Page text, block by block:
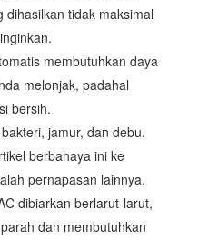
tidak maksimal
membutuhkan daya
melonjak, padahal
bersih.
jamur, dan debu.
berbahaya ini ke
pernapasan lainnya.
dibiarkan berlarut-larut,
dan membutuhkan